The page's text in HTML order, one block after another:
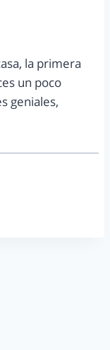
la primera
un poco
geniales,